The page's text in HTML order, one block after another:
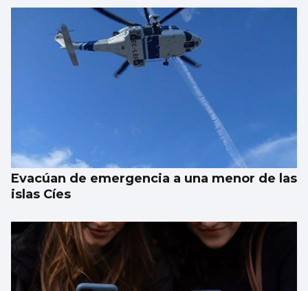
Evacúan de emergencia a una menor de las
islas Cíes